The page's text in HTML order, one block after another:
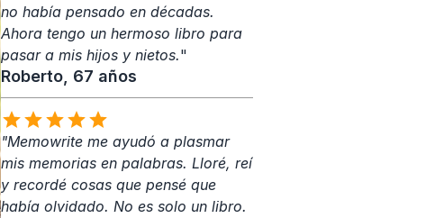
no había pensado en décadas.
Ahora tengo un hermoso libro para
pasar a mis hijos y nietos."
Roberto, 67 años
"Memowrite me ayudó a plasmar
mis memorias en palabras. Lloré, reí
y recordé cosas que pensé que
había olvidado. No es solo un libro.